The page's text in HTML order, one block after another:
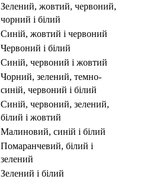
зелений, жовтий, червоний,
чорний і білий
синій, жовтий і червоний
червоний і білий
синій, червоний і жовтий
чорний, зелений, темно-
синій, червоний і білий
синій, червоний, зелений,
білий і жовтий
малиновий, синій і білий
помаранчевий, білий і
зелений
зелений і білий